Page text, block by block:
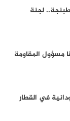
لجنة
مسؤول المقاومة
في القطار